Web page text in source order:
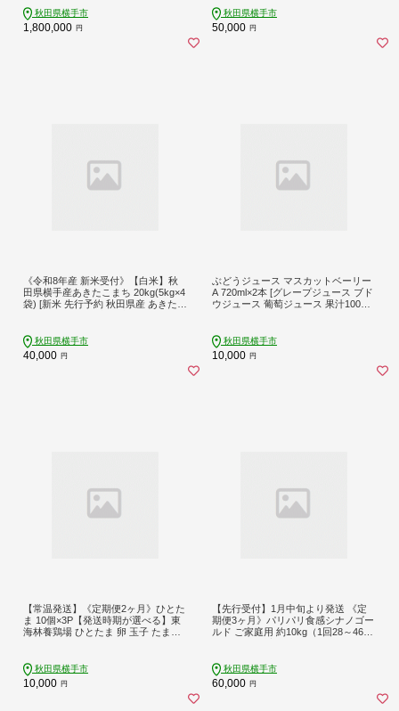
秋田県横手市
1,800,000 円
秋田県横手市
50,000 円
《令和8年産 新米受付》【白米】秋
田県横手産あきたこまち 20kg(5kg×4
袋) [新米 先行予約 秋田県産 あきたこ
秋田県横手市
40,000 円
ぶどうジュース マスカットベーリー
A 720ml×2本 [グレープジュース ブド
ウジュース 葡萄ジュース 果汁100％
秋田県横手市
10,000 円
【常温発送】《定期便2ヶ月》ひとた
ま 10個×3P【発送時期が選べる】東
海林養鶏場 ひとたま 卵 玉子 たまご
卵 玉子 たまご タマゴ2か月 2ヵ月 2
カ月 2ケ月 開始時期選べる]
秋田県横手市
10,000 円
【先行受付】1月中旬より発送 《定
期便3ヶ月》パリパリ食感シナノゴー
ルド ご家庭用 約10kg（1回28～46玉
林檎 りんご リンゴ 家庭用 不揃い 定
期便 【りんご】特集]
秋田県横手市
60,000 円